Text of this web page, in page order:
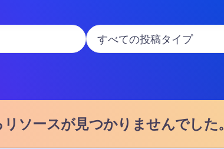
ソースが見つかりませんでした。